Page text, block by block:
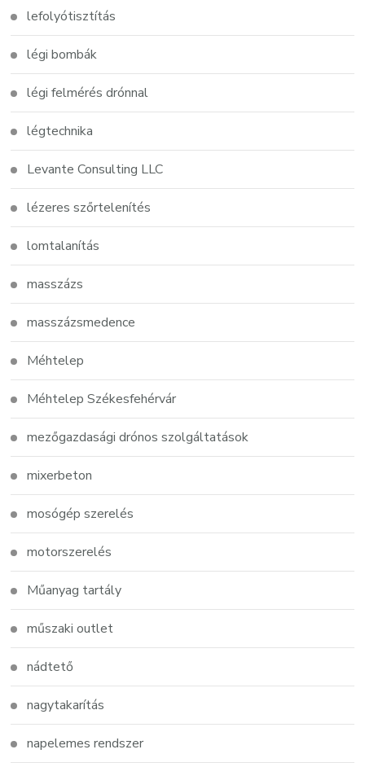
lefolyótisztítás
légi bombák
légi felmérés drónnal
légtechnika
Levante Consulting LLC
lézeres szőrtelenítés
lomtalanítás
masszázs
masszázsmedence
Méhtelep
Méhtelep Székesfehérvár
mezőgazdasági drónos szolgáltatások
mixerbeton
mosógép szerelés
motorszerelés
Műanyag tartály
műszaki outlet
nádtető
nagytakarítás
napelemes rendszer